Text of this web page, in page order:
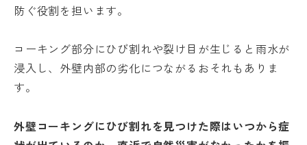
防ぐ役割を担います。
コーキング部分にひび割れや裂け目が生じると雨水が
浸入し、外壁内部の劣化につながるおそれもありま
す。
外壁コーキングにひび割れを見つけた際はいつから症